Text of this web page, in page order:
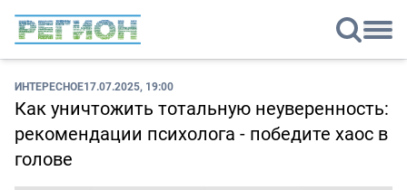
ИНТЕРЕСНОЕ17.07.2025, 19:00
Как уничтожить тотальную неуверенность:
рекомендации психолога - победите хаос в
голове